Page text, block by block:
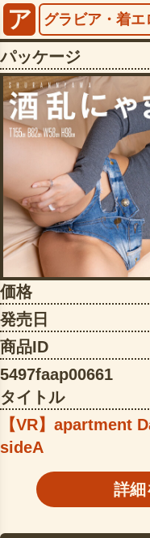
ア グラビア・着エ
パッケージ
価格
発売日
商品ID
5497faap00661
タイトル
【VR】apartment
sideA
詳